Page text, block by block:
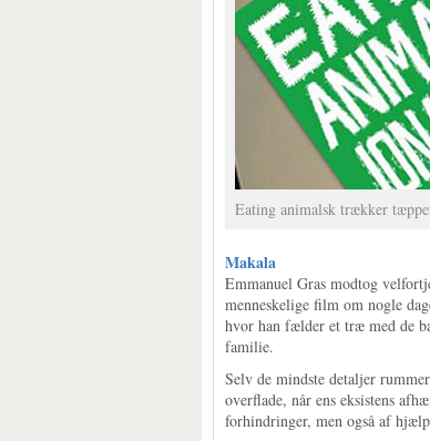
Eating animalsk trækker
Makala
Emmanuel Gras modtog
menneskelige film om nogle
hvor han fælder et træ med de
familie.
Selv de mindste detaljer
overflade, når ens eksistens
forhindringer, men også af